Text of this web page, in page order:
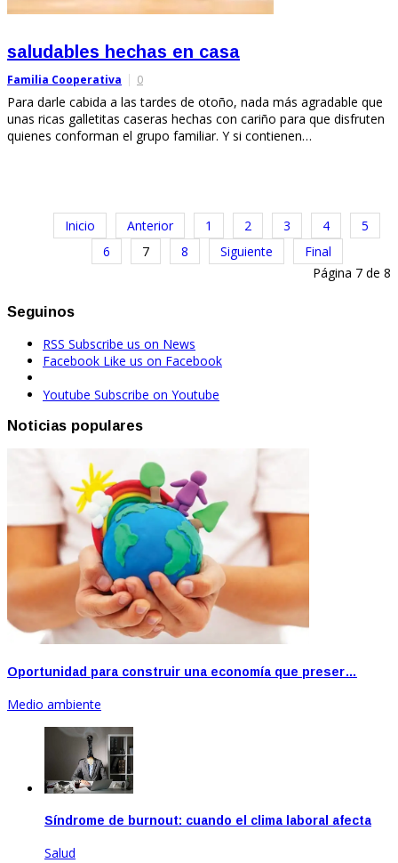
saludables hechas en casa
Familia Cooperativa 0
Para darle cabida a las tardes de otoño, nada más agradable que
unas ricas galletitas caseras hechas con cariño para que disfruten
quienes conforman el grupo familiar. Y si contienen…
Inicio Anterior 1 2 3 4
5
6
7 8 Siguiente
Final
Página 7 de 8
Seguinos
RSS Subscribe us on News
Facebook Like us on Facebook
Youtube Subscribe on Youtube
Noticias populares
Oportunidad para construir una economía que preser…
Medio ambiente
Síndrome de burnout: cuando el clima laboral afecta
Salud